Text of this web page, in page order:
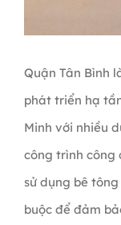
Quận Tân Bình
phát triển hạ
Minh với nhiều
công trình công
sử dụng bê
buộc để đảm